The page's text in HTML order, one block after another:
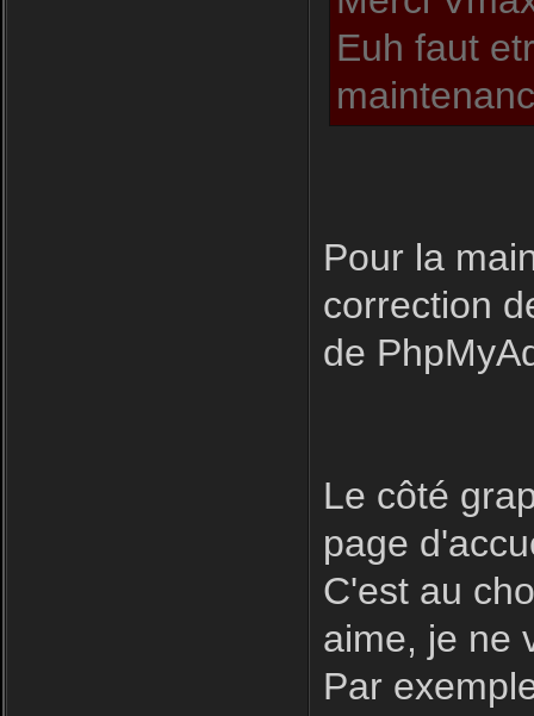
Euh faut
Pour la
correction
de
Le côté
page
C'est au
aime, je ne
Par